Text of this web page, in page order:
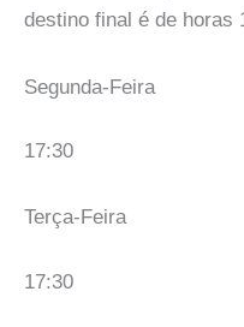
destino final é de horas
Segunda-Feira
17:30
Terça-Feira
17:30